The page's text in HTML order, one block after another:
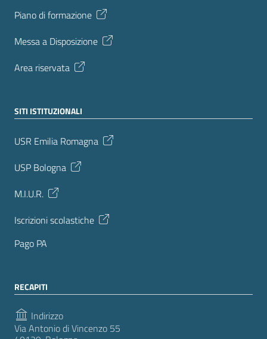
Piano di formazione
Messa a Disposizione
Area riservata
SITI ISTITUZIONALI
USR Emilia Romagna
USP Bologna
M.I.U.R.
Iscrizioni scolastiche
Pago PA
RECAPITI
Indirizzo
Via Antonio di Vincenzo 55